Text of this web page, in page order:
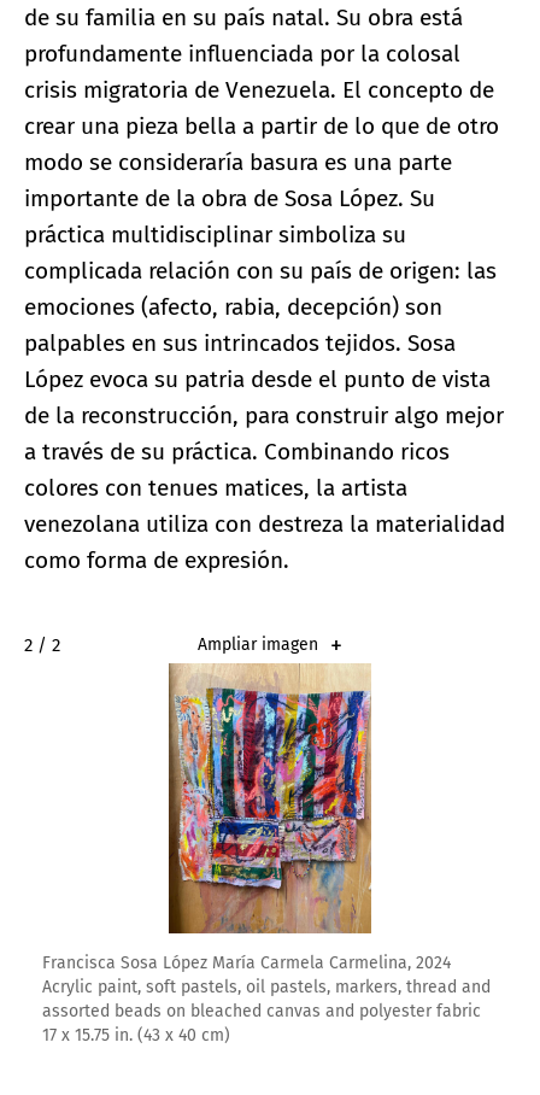
de su familia en su país natal. Su obra está
profundamente influenciada por la colosal
crisis migratoria de Venezuela. El concepto de
crear una pieza bella a partir de lo que de otro
modo se consideraría basura es una parte
importante de la obra de Sosa López. Su
práctica multidisciplinar simboliza su
complicada relación con su país de origen: las
emociones (afecto, rabia, decepción) son
palpables en sus intrincados tejidos. Sosa
López evoca su patria desde el punto de vista
de la reconstrucción, para construir algo mejor
a través de su práctica. Combinando ricos
colores con tenues matices, la artista
venezolana utiliza con destreza la materialidad
como forma de expresión.
2 / 2 Ampliar imagen
Francisca Sosa López María Carmela Carmelina, 2024
Acrylic paint, soft pastels, oil pastels, markers, thread and
assorted beads on bleached canvas and polyester fabric
17 x 15.75 in. (43 x 40 cm)